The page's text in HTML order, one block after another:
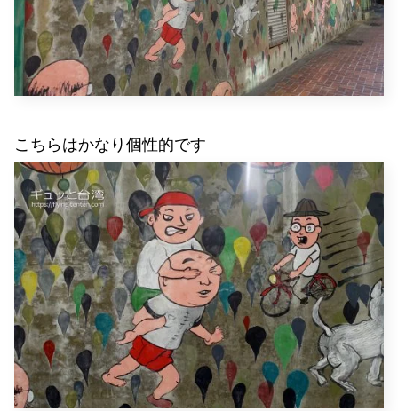
こちらはかなり個性的です